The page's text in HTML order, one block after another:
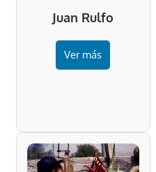
Juan Rulfo
Ver más